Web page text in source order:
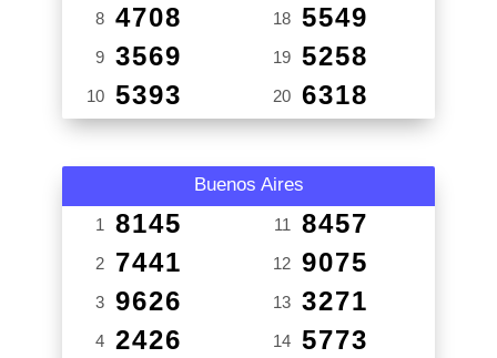
8 4708
9 3569
10 5393
18 5549
19 5258
20 6318
Buenos Aires
1 8145
2 7441
3 9626
4 2426
11 8457
12 9075
13 3271
14 5773